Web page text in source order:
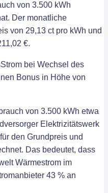
von 3.500 kWh
Der monatliche
von 29,13 ct pro kWh und
€.
bei Wechsel des
Bonus in Höhe von
von 3.500 kWh etwa
Elektrizitätswerk
den Grundpreis und
Das bedeutet, dass
Wärmestrom im
43 % an